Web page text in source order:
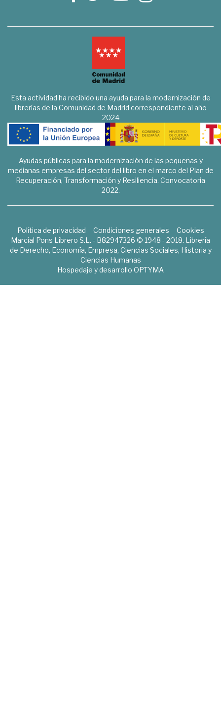
Esta actividad ha recibido una ayuda para la modernización de
librerías de la Comunidad de Madrid correspondiente al año
2024
Ayudas públicas para la modernización de las pequeñas y
medianas empresas del sector del libro en el marco del Plan de
Recuperación, Transformación y Resiliencia. Convocatoria
2022.
Política de privacidad Condiciones generales
Cookies
Marcial Pons Librero S.L. - B82947326 © 1948 - 2018. Librería
de Derecho, Economía, Empresa, Ciencias Sociales, Historia y
Ciencias Humanas
Hospedaje y desarrollo OPTYMA